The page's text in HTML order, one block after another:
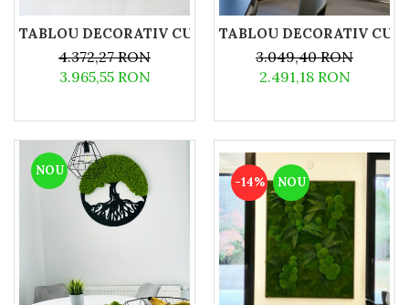
TABLOU DECORATIV CU MUSCHI BOMBAT
4.372,27 RON
3.965,55 RON
TABLOU DECORATIV CU
3.049,40 RON
2.491,18 RON
NOU
-14% NOU